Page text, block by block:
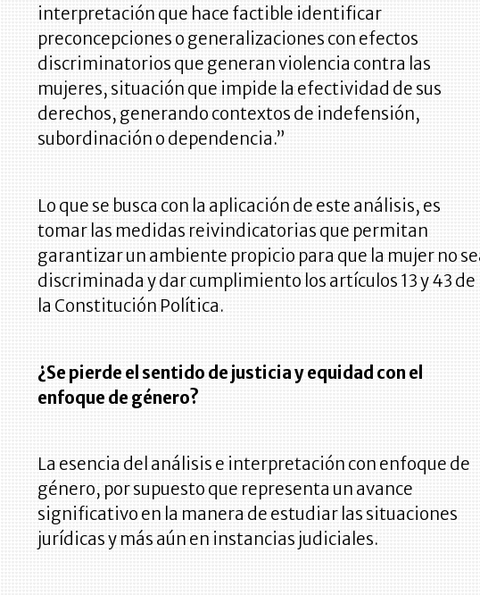
interpretación que hace factible identificar
preconcepciones o generalizaciones con efectos
discriminatorios que generan violencia contra las
mujeres, situación que impide la efectividad de sus
derechos, generando contextos de indefensión,
subordinación o dependencia.”
Lo que se busca con la aplicación de este análisis, es
tomar las medidas reivindicatorias que permitan
garantizar un ambiente propicio para que la mujer no
discriminada y dar cumplimiento los artículos 13 y 43 de
la Constitución Política.
¿Se pierde el sentido de justicia y equidad con el
enfoque de género?
La esencia del análisis e interpretación con enfoque de
género, por supuesto que representa un avance
significativo en la manera de estudiar las situaciones
jurídicas y más aún en instancias judiciales.